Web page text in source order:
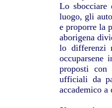
Lo sbocciare
luogo, gli
e proporre la
aborigena
lo differenzi
proposti con
ufficiali da
accademico